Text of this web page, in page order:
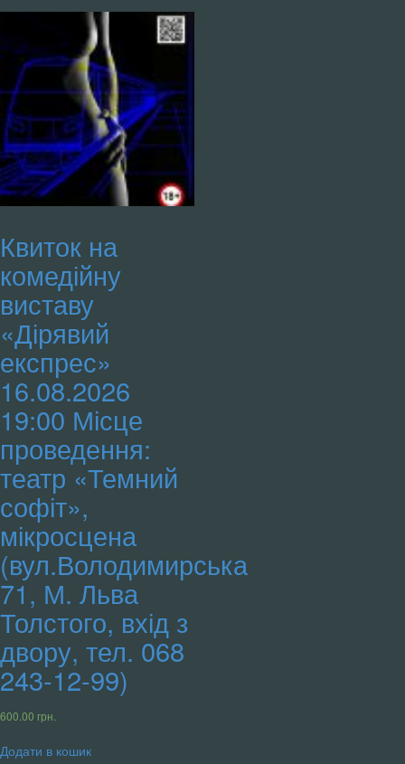
068
243-
12-
99)
кількість
Квиток на
комедійну
виставу
«Дірявий
експрес»
16.08.2026
19:00 Місце
проведення:
театр «Темний
софіт»,
мікросцена
(вул.Володимирська
71, М. Льва
Толстого, вхід з
двору, тел. 068
243-12-99)
600.00 грн.
Додати в кошик